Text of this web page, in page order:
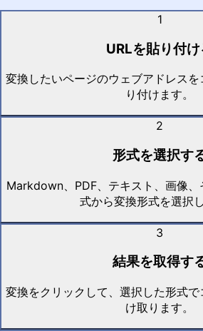
1
URLを貼り付け
変換したいページのウェブアドレス
り付けます。
2
形式を選択す
Markdown、PDF、テキスト、画像
式から変換形式を選択し
3
結果を取得す
変換をクリックして、選択した形式
け取ります。